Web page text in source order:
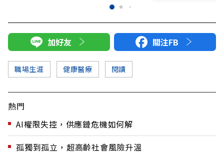
加好友 關注FB
職場生涯 健康醫療 閱讀
熱門
AI權限失控，供應鏈危機如何解
孤獨到孤立，超高齡社會風險升溫